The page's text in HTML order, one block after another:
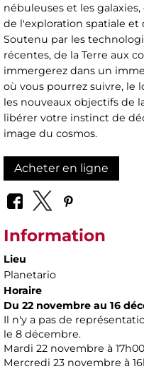
nébuleuses et les
de l'exploration spatiale et
Soutenu par les
récentes, de la Terre aux
immergerez dans un
où vous pourrez suivre, le
les nouveaux objectifs de
libérer votre instinct de
image du cosmos.
Acheter en ligne
Information
Lieu
Planetario
Horaire
Du 22 novembre au 16
Il n'y a pas de
le 8 décembre.
Mardi 22 novembre à 17h00
Mercredi 23 novembre à